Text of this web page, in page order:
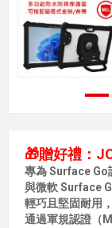
🎁贈好禮：
專為 Surface Go
與微軟 Surface
輕巧且堅固耐用
通過軍規認證（